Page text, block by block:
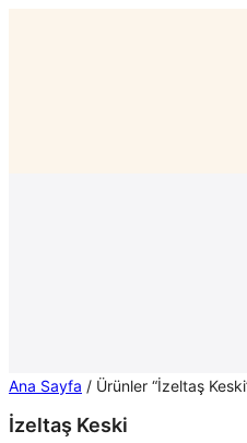
Ana Sayfa / Ürünler “İzeltaş
İzeltaş Keski